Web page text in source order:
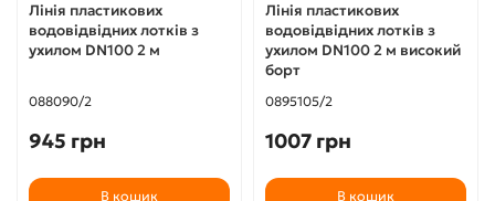
Лінія пластикових
водовідвідних лотків з
ухилом DN100 2 м
088090/2
945 грн
В кошик
Лінія пластикових
водовідвідних лотків з
ухилом DN100 2 м високий
борт
0895105/2
1007 грн
В кошик